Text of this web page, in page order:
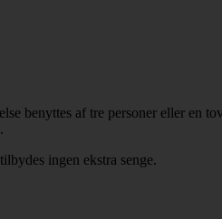
benyttes af tre personer eller en
ingen ekstra senge.